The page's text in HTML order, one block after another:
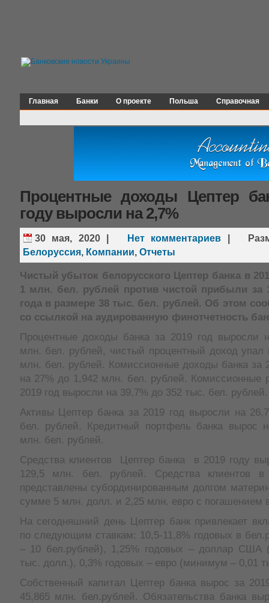
Главная Банки О проекте Польша Справочная
Процентные доходы Цептер
году выросли на 2,7%
30 мая, 2020| Нет комментариев
Белоруссия, Компании, Отчеты
Чистый убыток белорусского Цептер банка в
1 млн. бел. рублей против чистой прибыли за
года в размере 38 тыс. бел. рублей. Об этом
со ссылкой на аудированную финотчетность
Процентные доходы банка за 2019 год выросли
млн. бел. рублей, чистый процентный доход упал
млн. бел. рублей. Комиссионные доходы банка за
на 27% до 1,942 млн. бел. рублей. Комиссионные
2019 год выросли на 39,7% до 352 тыс. бел. рублей.
Активы Цептер банка за 2019 год выросли на
бел. рублей. Кредитный портфель банка вырос
млн. бел. рублей.
Средства клиентов Цептер банка в 2019 году
129,5 млн. бел. рублей. Средства клиентов
представлены субординированным долгом
сумме 5 млн. долл. и 2,25 млн. евро с погашением в
На сегодняшний день Цептер банк привлекает
по следующим ставкам: 10,5-11,8% годовых в
– 10 бел.рублей), 1,25% годовых – доллар США
тыс. долл.), 0,3% годовых – евро (минимум – 0,01
Собственный капитал Цептер банка вырос за
45,865 млн. бел.рублей. Обязательства банка